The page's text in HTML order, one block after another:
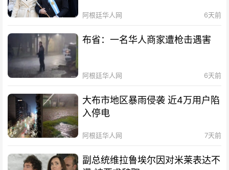
阿根廷华人网 6天前
布省：一名华人商家遭枪击遇害
阿根廷华人网 6天前
大布市地区暴雨侵袭 近4万用户陷
入停电
阿根廷华人网 7天前
副总统维拉鲁埃尔因对米莱表达不